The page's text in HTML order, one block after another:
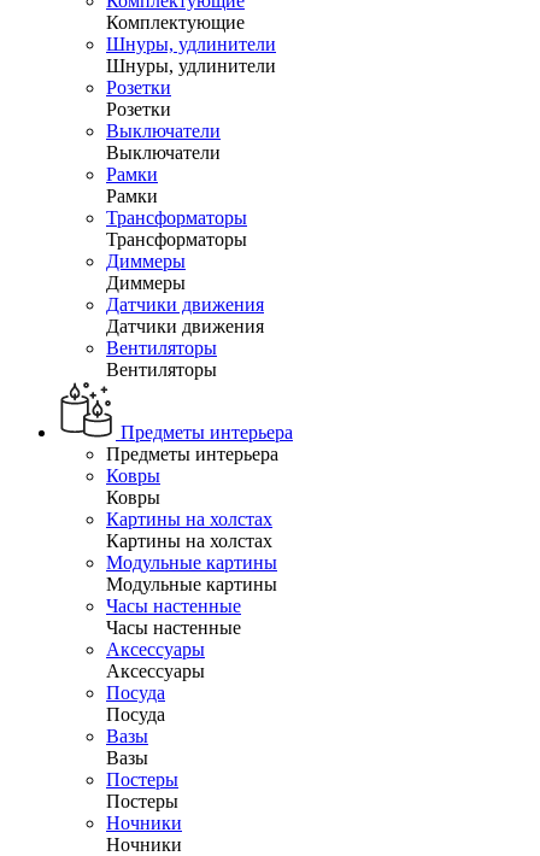
Комплектующие
Шнуры, удлинители
Шнуры, удлинители
Розетки
Розетки
Выключатели
Выключатели
Рамки
Рамки
Трансформаторы
Трансформаторы
Диммеры
Диммеры
Датчики движения
Датчики движения
Вентиляторы
Вентиляторы
Предметы интерьера
Предметы интерьера
Ковры
Ковры
Картины на холстах
Картины на холстах
Модульные картины
Модульные картины
Часы настенные
Часы настенные
Аксессуары
Аксессуары
Посуда
Посуда
Вазы
Вазы
Постеры
Постеры
Ночники
Ночники